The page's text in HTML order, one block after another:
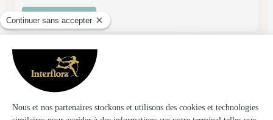
Voir la boutique